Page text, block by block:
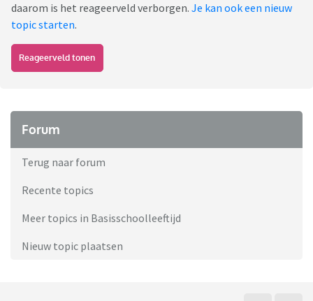
daarom is het reageerveld verborgen. Je kan ook een nieuw
topic starten.
Reageerveld tonen
Forum
Terug naar forum
Recente topics
Meer topics in Basisschoolleeftijd
Nieuw topic plaatsen